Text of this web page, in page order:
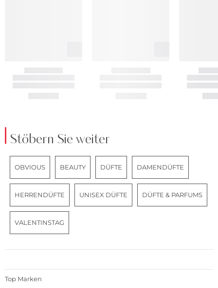
Stöbern Sie weiter
OBVIOUS BEAUTY DÜFTE DAMENDÜFTE
HERRENDÜFTE UNISEX DÜFTE DÜFTE & PARFUMS
VALENTINSTAG
Top Marken